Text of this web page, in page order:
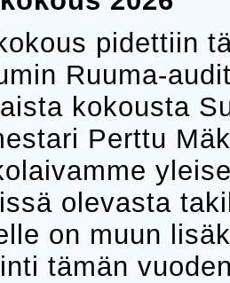
pidettiin
Ruuma-
kokousta
Perttu
olevasta
on muun
tämän